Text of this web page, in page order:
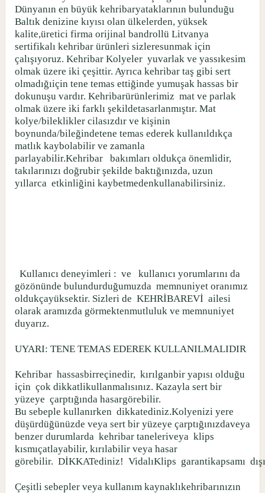
Dünyanın en büyük kehribaryataklarının bulunduğu
Baltık denizine kıyısı olan ülkelerden, yüksek
kalite,üretici firma orijinal bandrollü Litvanya
sertifikalı kehribar ürünleri sizleresunmak için
çalışıyoruz. Kehribar Kolyeler yuvarlak ve yassıkesim
olmak üzere iki çeşittir. Ayrıca kehribar taş gibi sert
olmadığıiçin tene temas ettiğinde yumuşak hassas bir
dokunuşu vardır. Kehribarürünlerimiz mat ve parlak
olmak üzere iki farklı şekildetasarlanmıştır. Mat
kolye/bileklikler cilasızdır ve kişinin
boynunda/bileğindetene temas ederek kullanıldıkça
matlık kaybolabilir ve zamanla
parlayabilir.Kehribar
bakımları oldukça önemlidir,
takılarınızı doğrubir şekilde baktığınızda, uzun
yıllarca etkinliğini kaybetmedenkullanabilirsiniz.
Kullanıcı deneyimleri : ve
kullanıcı yorumlarını da
gözönünde bulundurduğumuzda memnuniyet oranımız
oldukçayüksektir. Sizleri de KEHRİBAREVİ ailesi
olarak aramızda görmektenmutluluk ve memnuniyet
duyarız.
UYARI: TENE TEMAS EDEREK KULLANILMALIDIR
Kehribar hassasbirreçinedir, kırılganbir yapısı olduğu
için çok dikkatlikullanmalısınız. Kazayla sert bir
yüzeye çarptığında hasargörebilir.
Bu sebeple kullanırken dikkatediniz.Kolyenizi yere
düşürdüğünüzde veya sert bir yüzeye çarptığınızdaveya
benzer durumlarda kehribar taneleriveya klips
kısmıçatlayabilir, kırılabilir veya hasar
görebilir. DİKKATediniz! VidalıKlips garantikapsamı
Çeşitli sebepler veya kullanım kaynaklıkehribarınızın